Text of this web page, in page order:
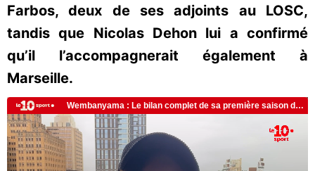
Farbos, deux de ses adjoints au LOSC,
tandis que Nicolas Dehon lui a confirmé
qu’il l’accompagnerait également à
Marseille.